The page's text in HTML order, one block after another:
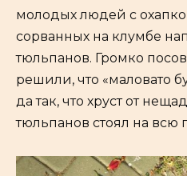
молодых людей с
сорванных на клумбе
тюльпанов. Громко
решили, что «маловато
да так, что хруст от
тюльпанов стоял на всю